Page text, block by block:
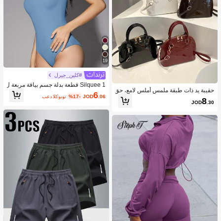
حقيبة يد ذات طبقة ملمس أملس لامع، حق
يبة كروس بسيطة للنساء للتنقل اليومي
JOD8.30
19
#كلين_جيرل
Silquee 1 قطعة بدلة جسم بياقة مربعة ل
ون سادة
JOD6.06
%17- بعد الكوبون